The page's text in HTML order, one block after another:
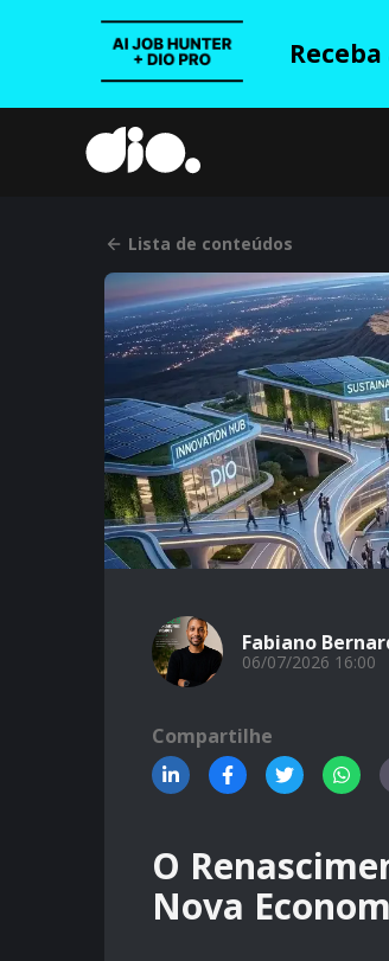
Lista de conteúdos
Fabiano
06/07/2026 16:00
Compartilhe
O
Nova